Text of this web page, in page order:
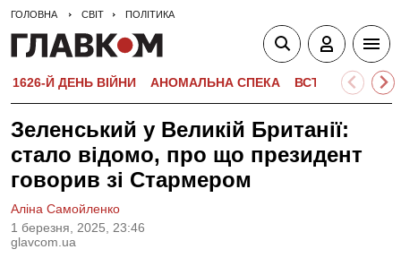
ГОЛОВНА СВІТ ПОЛІТИКА
1626-Й ДЕНЬ ВІЙНИ АНОМАЛЬНА СПЕКА ВСТУПНА
Зеленський у Великій Британії:
стало відомо, про що президент
говорив зі Стармером
1 березня, 2025, 23:46
glavcom.ua
Аліна Самойленко